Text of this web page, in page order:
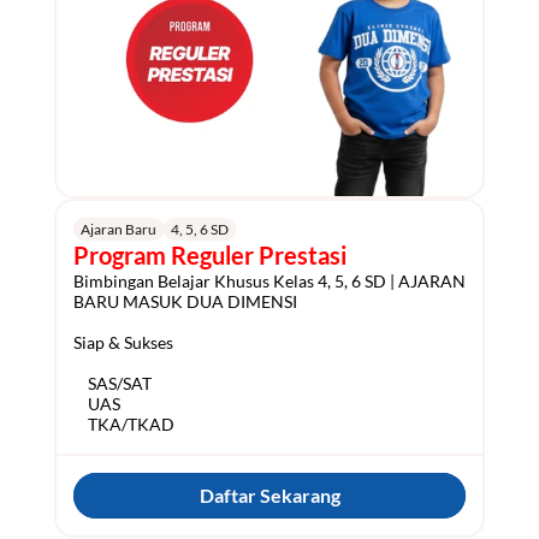
Ajaran Baru 4, 5, 6 SD
Program Reguler Prestasi
Bimbingan Belajar Khusus Kelas 4, 5, 6 SD | AJARAN
BARU MASUK DUA DIMENSI
Siap & Sukses
Daftar Sekarang